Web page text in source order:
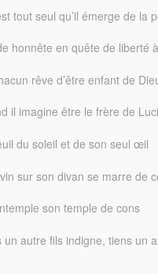
tout seul qu’il émerge de la
honnête en quête de liberté
rêve d’être enfant de
il imagine être le frère de
du soleil et de son seul œil
sur son divan se marre de
son temple de cons
un autre fils indigne, tiens un